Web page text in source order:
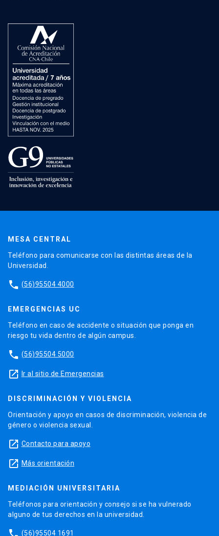
MESA CENTRAL
Teléfono para comunicarse con las distintas áreas de la
Universidad.
phone (56)95504 4000
EMERGENCIAS UC
Teléfono en caso de accidente o situación que ponga en
riesgo tu vida dentro de algún campus.
phone (56)95504 5000
launch Ir al sitio de Emergencias
DISCRIMINACIÓN Y VIOLENCIA
Orientación y apoyo en casos de discriminación, violencia de
género o violencia sexual.
launch Contacto para apoyo
launch Más orientación
MEDIACIÓN UNIVERSITARIA
Teléfonos para orientación y consejo si se ha vulnerado
alguno de tus derechos en la universidad.
(56)95504 1691